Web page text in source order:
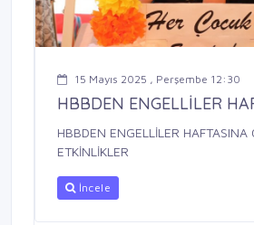
15 Mayıs 2025 , Perşembe 12:30
HBBDEN ENGELLİLER
HBBDEN ENGELLİLER HAFTASINA
ETKİNLİKLER
İncele